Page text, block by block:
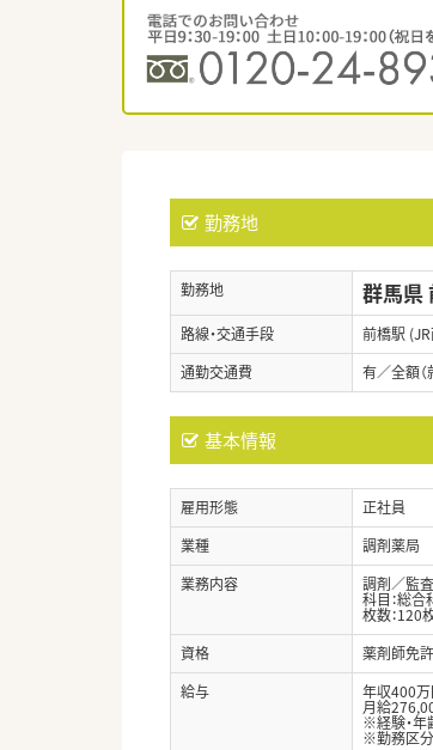
勤務地
勤務地 群馬県
路線・交通手段
前橋駅
通勤交通費
有／全額（
基本情報
雇用形態
正社員
業種
調剤薬局
業務内容
調剤／監
科目：総合
枚数：120
資格
薬剤師免
給与
年収400
月給
※経験・年
※勤務区分